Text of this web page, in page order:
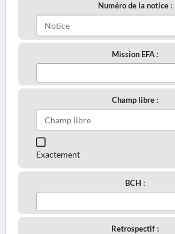
Numéro de la notice :
Mission EFA :
Champ libre :
Exactement
BCH :
Retrospectif :